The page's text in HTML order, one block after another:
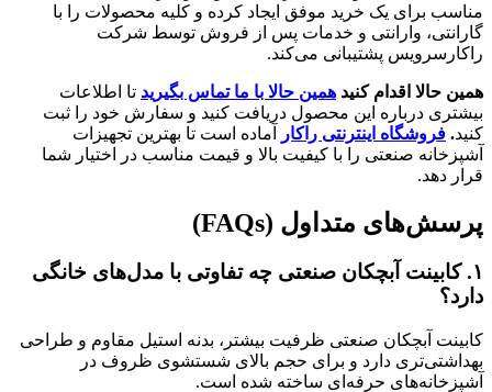
مناسب برای یک خرید موفق ایجاد کرده و کلیه محصولات را با
گارانتی، وارانتی و خدمات پس از فروش توسط شرکت
راکارسرویس پشتیبانی می‌کند.
همین حالا اقدام کنید همین حالا با ما تماس بگیرید تا اطلاعات
بیشتری درباره این محصول دریافت کنید و سفارش خود را ثبت
کنید. فروشگاه اینترنتی راکار
آماده است تا بهترین تجهیزات
آشپزخانه صنعتی را با کیفیت بالا و قیمت مناسب در اختیار شما
قرار دهد.
پرسش‌های متداول (FAQs)
۱.کابینت آبچکان صنعتی چه تفاوتی با مدل‌های خانگی
دارد؟
کابینت آبچکان صنعتی ظرفیت بیشتر، بدنه استیل مقاوم و طراحی
بهداشتی‌تری دارد و برای حجم بالای شستشوی ظروف در
آشپزخانه‌های حرفه‌ای ساخته شده است.